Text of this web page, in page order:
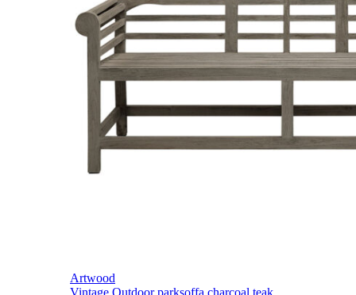
Artwood
Vintage Outdoor parksoffa charcoal teak